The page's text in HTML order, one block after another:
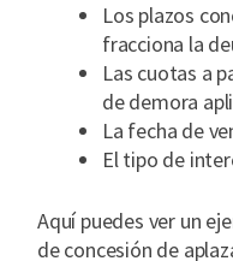
Los plazos
fracciona la
Las cuotas a
de demora
La fecha de
El tipo de
Aquí puedes ver un
de concesión de